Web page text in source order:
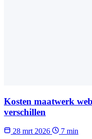
Kosten maatwerk
verschillen
28 mrt 2026
7 min